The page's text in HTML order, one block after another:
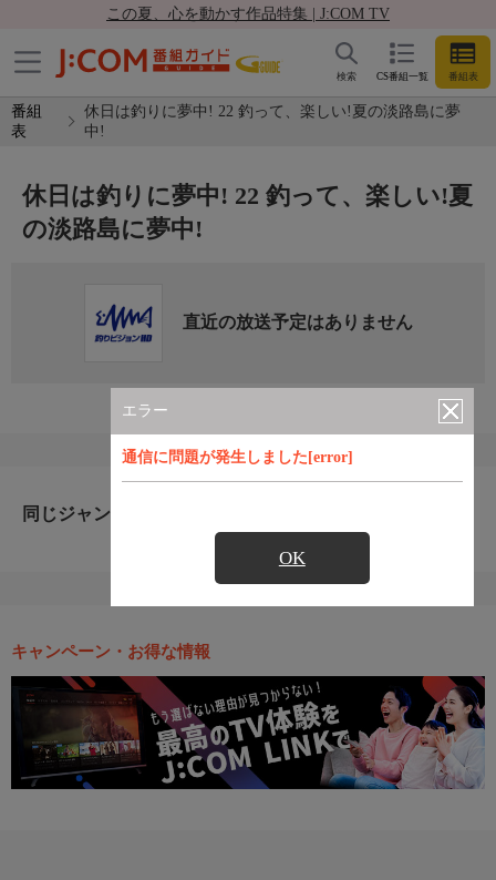
この夏、心を動かす作品特集 | J:COM TV
CS番組一覧 番組表
検索
番組
表
休日は釣りに夢中! 22 釣って、楽しい!夏の淡路島に夢
中!
エラー
通信に問題が発生しました[error]
OK
休日は釣りに夢中! 22 釣って、楽しい!夏
の淡路島に夢中!
直近の放送予定はありません
同じジャンルのおすすめ番組
キャンペーン・お得な情報